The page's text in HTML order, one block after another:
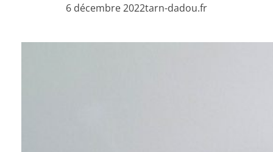
6 décembre 2022tarn-dadou.fr